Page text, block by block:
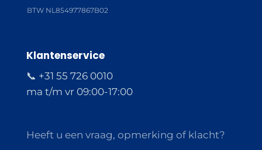
BTW NL854977867B02
Klantenservice
📞 +31 55 726 0010
ma t/m vr 09:00-17:00
Heeft u een vraag, opmerking of klacht?